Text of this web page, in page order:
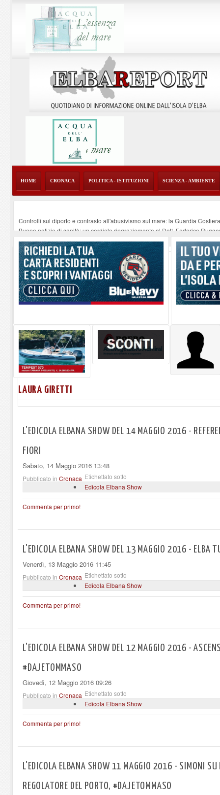
HOME CRONACA POLITICA - ISTITUZIONI SCIENZA - AMBIENTE
Controlli sul diporto e contrasto all'abusivismo sul mare: la Guardia
Buone notizie di sanità: un cordiale ringraziamento al Dott. Federico
Altiero Spinelli e Ursula Hirschmann all'Elba: riaffiora una testimonianza
Capoliveri, potenziata la pulizia dei bordi stradali -07-08-2026
Marina di Campo tra i porti interessati dal nuovo piano dell'Autorità
LAURA GIRETTI
L'EDICOLA ELBANA SHOW DEL 14 MAGGIO 2016 -
FIORI
Sabato, 14 Maggio 2016 13:48
Pubblicato in Cronaca Etichettato sotto
Edicola Elbana Show
Commenta per primo!
L'EDICOLA ELBANA SHOW DEL 13 MAGGIO 2016 - ELBA
Venerdì, 13 Maggio 2016 11:45
Pubblicato in Cronaca Etichettato sotto
Edicola Elbana Show
Commenta per primo!
L'EDICOLA ELBANA SHOW DEL 12 MAGGIO 2016 -
#DAJETOMMASO
Giovedì, 12 Maggio 2016 09:26
Pubblicato in Cronaca Etichettato sotto
Edicola Elbana Show
Commenta per primo!
L'EDICOLA ELBANA SHOW 11 MAGGIO 2016 - SIMONI SU
REGOLATORE DEL PORTO, #DAJETOMMASO